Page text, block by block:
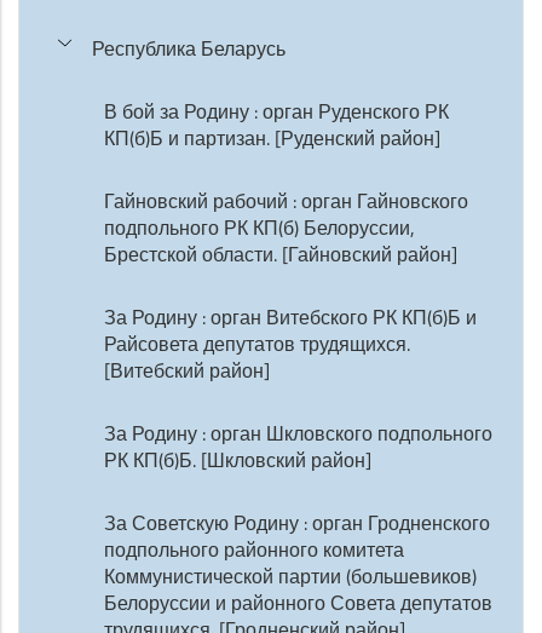
Республика Беларусь
В бой за Родину : орган Руденского РК
КП(б)Б и партизан. [Руденский район]
Гайновский рабочий : орган Гайновского
подпольного РК КП(б) Белоруссии,
Брестской области. [Гайновский район]
За Родину : орган Витебского РК КП(б)Б и
Райсовета депутатов трудящихся.
[Витебский район]
За Родину : орган Шкловского подпольного
РК КП(б)Б. [Шкловский район]
За Советскую Родину : орган Гродненского
подпольного районного комитета
Коммунистической партии (большевиков)
Белоруссии и районного Совета депутатов